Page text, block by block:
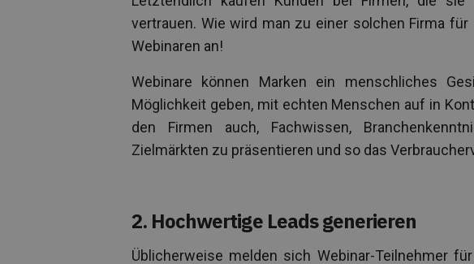
vertrauen. Wie wird man zu einer solchen Firma
Webinaren an!
Webinare können Marken ein menschliches
Möglichkeit geben, mit echten Menschen auf in
den Firmen auch, Fachwissen,
Zielmärkten zu präsentieren und so das
2. Hochwertige Leads generieren
Üblicherweise melden sich Webinar-Teilnehmer